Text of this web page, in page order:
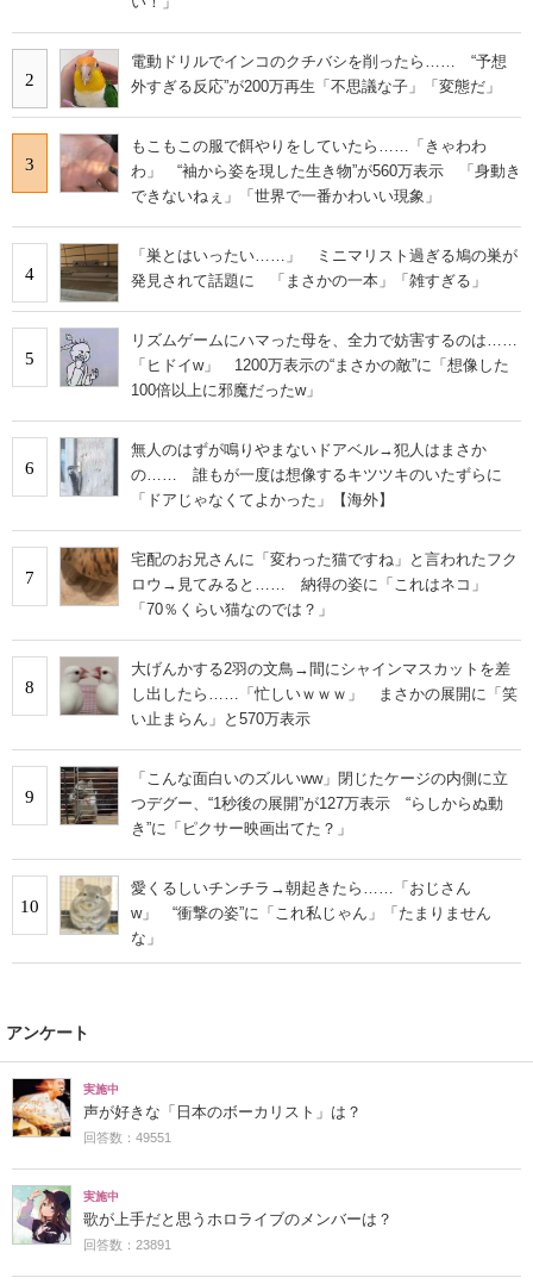
2
電動ドリルでインコのクチバシを削ったら…… “予想
外すぎる反応”が200万再生「不思議な子」「変態だ」
3
もこもこの服で餌やりをしていたら……「きゃわわ
わ」 “袖から姿を現した生き物”が560万表示 「身動き
できないねぇ」「世界で一番かわいい現象」
4
「巣とはいったい……」 ミニマリスト過ぎる鳩の巣が
発見されて話題に 「まさかの一本」「雑すぎる」
5
リズムゲームにハマった母を、全力で妨害するのは……
「ヒドイw」 1200万表示の“まさかの敵”に「想像した
100倍以上に邪魔だったw」
6
無人のはずが鳴りやまないドアベル→犯人はまさか
の…… 誰もが一度は想像するキツツキのいたずらに
「ドアじゃなくてよかった」【海外】
7
宅配のお兄さんに「変わった猫ですね」と言われたフク
ロウ→見てみると…… 納得の姿に「これはネコ」
「70％くらい猫なのでは？」
8
大げんかする2羽の文鳥→間にシャインマスカットを差
し出したら……「忙しいｗｗｗ」 まさかの展開に「笑
い止まらん」と570万表示
9
「こんな面白いのズルいww」閉じたケージの内側に立
つデグー、“1秒後の展開”が127万表示 “らしからぬ動
き”に「ピクサー映画出てた？」
10
愛くるしいチンチラ→朝起きたら……「おじさん
w」 “衝撃の姿”に「これ私じゃん」「たまりません
な」
アンケート
実施中
声が好きな「日本のボーカリスト」は？
回答数：49551
実施中
歌が上手だと思うホロライブのメンバーは？
回答数：23891